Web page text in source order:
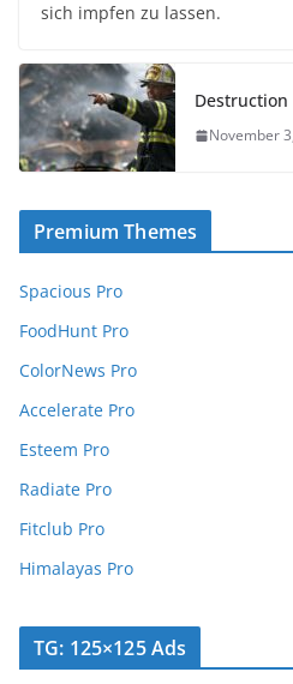
sich impfen zu lassen.
November
Premium Themes
Spacious Pro
FoodHunt Pro
ColorNews Pro
Accelerate Pro
Esteem Pro
Radiate Pro
Fitclub Pro
Himalayas Pro
TG: 125×125 Ads